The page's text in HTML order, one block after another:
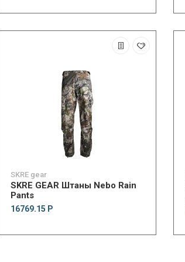
SKRE gear
SKRE GEAR Штаны Nebo Rain
Pants
16769.15 Р